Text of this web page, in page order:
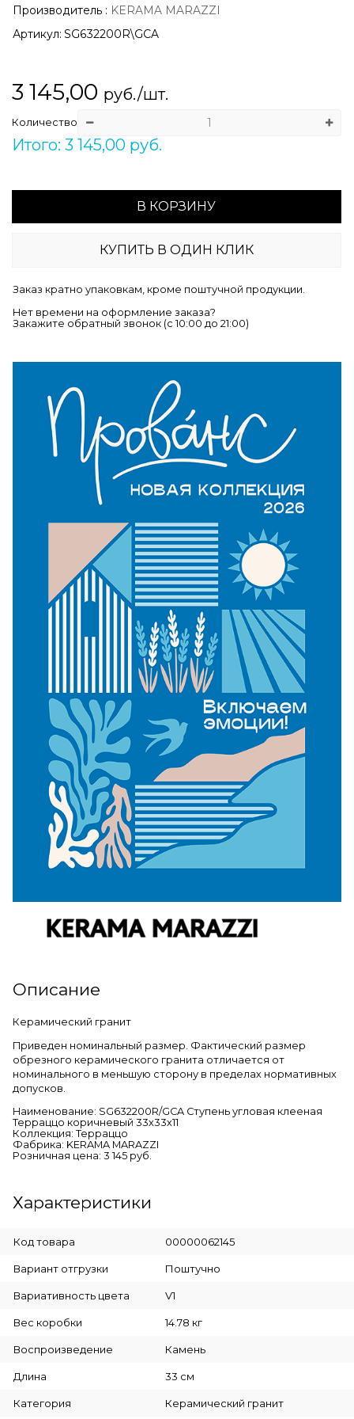
Производитель : KERAMA MARAZZI
Артикул: SG632200R\GCA
3 145,00 руб./шт.
Количество
Итого: 3 145,00 руб.
В КОРЗИНУ
КУПИТЬ В ОДИН КЛИК
Заказ кратно упаковкам, кроме поштучной продукции.
Нет времени на оформление заказа?
Закажите обратный звонок (c 10:00 до 21:00)
Описание
Керамический гранит
Приведен номинальный размер. Фактический размер
обрезного керамического гранита отличается от
номинального в меньшую сторону в пределах нормативных
допусков.
Наименование: SG632200R/GCA Ступень угловая клееная
Терраццо коричневый 33х33х11
Коллекция: Терраццо
Фабрика: KERAMA MARAZZI
Розничная цена: 3 145 руб.
Характеристики
Код товара 00000062145
Вариант отгрузки Поштучно
Вариативность цвета V1
Вес коробки 14.78 кг
Воспроизведение Камень
Длина 33 см
Категория Керамический гранит